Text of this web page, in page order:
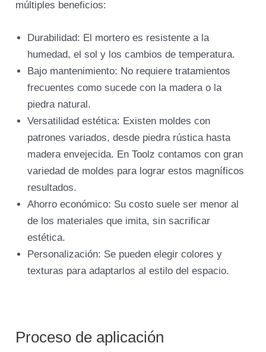
múltiples beneficios:
Durabilidad: El mortero es resistente a la
humedad, el sol y los cambios de temperatura.
Bajo mantenimiento: No requiere tratamientos
frecuentes como sucede con la madera o la
piedra natural.
Versatilidad estética: Existen moldes con
patrones variados, desde piedra rústica hasta
madera envejecida. En Toolz contamos con gran
variedad de moldes para lograr estos magníficos
resultados.
Ahorro económico: Su costo suele ser menor al
de los materiales que imita, sin sacrificar
estética.
Personalización: Se pueden elegir colores y
texturas para adaptarlos al estilo del espacio.
Proceso de aplicación